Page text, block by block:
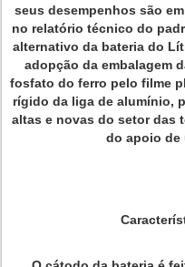
seus desempenhos são
no relatório técnico do
alternativo da bateria do
adopção da embalagem
fosfato do ferro pelo filme
rígido da liga de alumínio,
altas e novas do setor das
do apoio de